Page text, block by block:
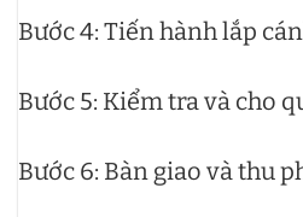
Bước 4: Tiến hành lắp
Bước 5: Kiểm tra và cho
Bước 6: Bàn giao và thu